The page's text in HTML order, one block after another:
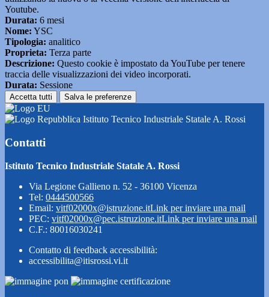
Youtube.
Durata: 6 mesi
Nome: YSC
Tipologia: analitico
Proprieta: Terza parte
Descrizione: Questo cookie è impostato da YouTube per tenere
traccia delle visualizzazioni dei video incorporati.
Durata: Sessione
Accetta tutti Salva le preferenze
Istituto Tecnico Industriale Statale A. Rossi
Contatti
Istituto Tecnico Industriale Statale A. Rossi
Via Legione Gallieno n. 52 - 36100 Vicenza
Tel: 0444500566
Email: vitf02000x@istruzione.itLink per inviare una mail
PEC: vitf02000x@pec.istruzione.itLink per inviare una mail
C.F.: 80016030241
Contatto di feedback accessibilità:
accessibilita@itisrossi.vi.it